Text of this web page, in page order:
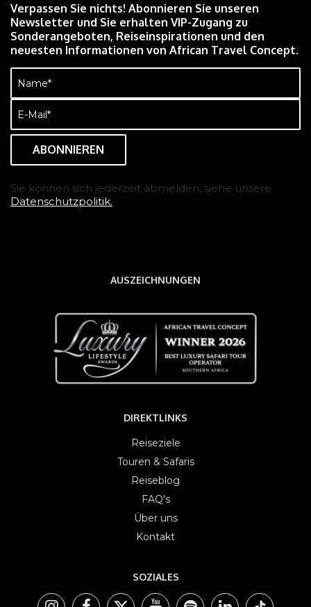
Verpassen Sie nichts! Abonnieren Sie unseren
Newsletter und Sie erhalten VIP-Zugang zu
Sonderangeboten, Reiseinspirationen und den
neuesten Informationen von African Travel Concept.
(erforderlich)
Mail
(erforderlich)
Sie können sich jederzeit abmelden, siehe unsere
Datenschutzpolitik.
AUSZEICHNUNGEN
DIREKTLINKS
Reiseziele
Touren & Safaris
Reiseblog
FAQ's
Über uns
Kontakt
SOZIALES